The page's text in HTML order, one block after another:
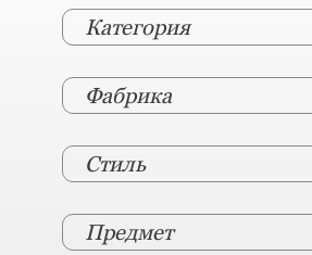
Категория
Фабрика
Стиль
Предмет